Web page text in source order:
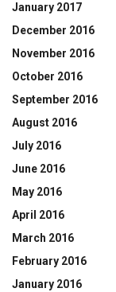
January 2017
December 2016
November 2016
October 2016
September 2016
August 2016
July 2016
June 2016
May 2016
April 2016
March 2016
February 2016
January 2016